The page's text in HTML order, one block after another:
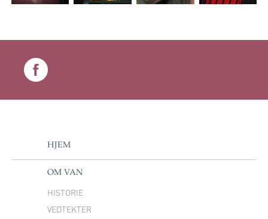
HJEM
OM VAN
HISTORIE
VEDTEKTER